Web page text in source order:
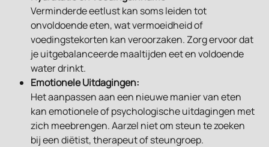
Verminderde eetlust kan soms leiden tot
onvoldoende eten, wat vermoeidheid of
voedingstekorten kan veroorzaken. Zorg ervoor dat
je uitgebalanceerde maaltijden eet en voldoende
water drinkt.
Emotionele Uitdagingen:
Het aanpassen aan een nieuwe manier van eten
kan emotionele of psychologische uitdagingen met
zich meebrengen. Aarzel niet om steun te zoeken
bij een diëtist, therapeut of steungroep.